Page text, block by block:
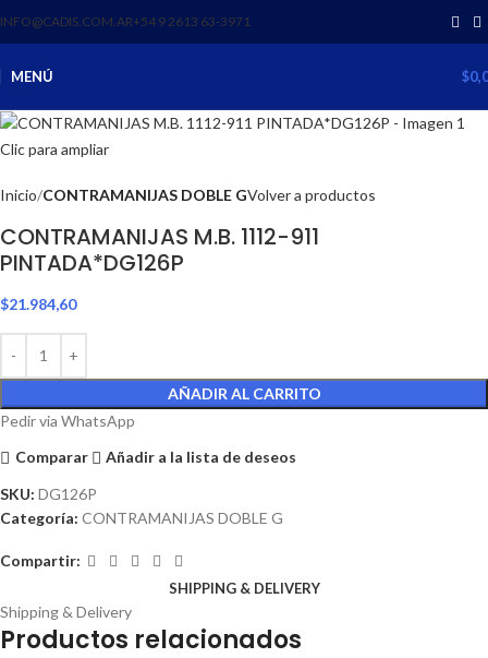
INFO@CADIS.COM.AR‪+54 9 2613 63‑3971‬
MENÚ $
Clic para ampliar
Inicio CONTRAMANIJAS DOBLE GVolver a productos
CONTRAMANIJAS M.B. 1112-911
PINTADA*DG126P
$21.984,60
AÑADIR AL CARRITO
Pedir via WhatsApp
Comparar
Añadir a la lista de deseos
SKU: DG126P
Categoría: CONTRAMANIJAS DOBLE G
Compartir:
SHIPPING & DELIVERY
Shipping & Delivery
Productos relacionados